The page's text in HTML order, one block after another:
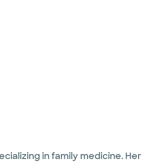
in family medicine.